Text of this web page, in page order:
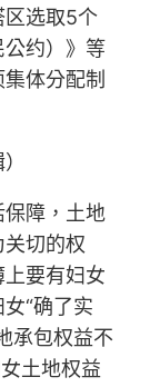
区选取5个
约）》等
体分配制
保障，土地
切的权
要有妇女
“确了实
承包权益不
土地权益